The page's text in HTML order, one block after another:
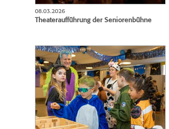
08.03.2026
Theateraufführung der Seniorenbühne